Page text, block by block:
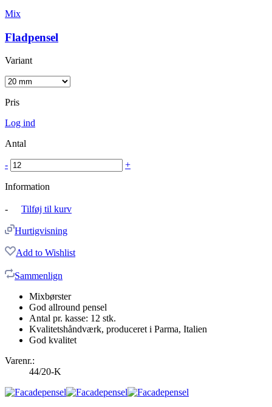
Mix
Fladpensel
Variant
Pris
Log ind
Antal
- +
Information
- Tilføj til kurv
Hurtigvisning
Add to Wishlist
Sammenlign
Mixbørster
God allround pensel
Antal pr. kasse: 12 stk.
Kvalitetshåndværk, produceret i Parma, Italien
God kvalitet
Varenr.:
44/20-K